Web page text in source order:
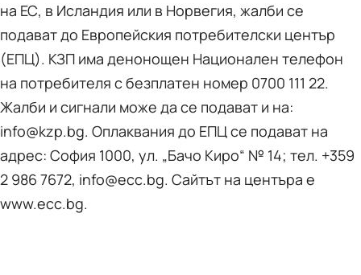
на ЕС, в Исландия или в Норвегия, жалби се
подават до Европейския потребителски център
(ЕПЦ). КЗП има денонощен Национален телефон
на потребителя с безплатен номер 0700 111 22.
Жалби и сигнали може да се подават и на:
info@kzp.bg. Оплаквания до ЕПЦ се подават на
адрес: София 1000, ул. „Бачо Киро“ № 14; тел. +359
2 986 7672, info@ecc.bg. Сайтът на центъра е
www.ecc.bg.